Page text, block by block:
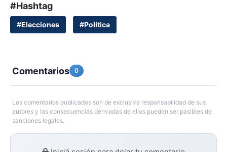
#Hashtag
#Elecciones #Política
Comentarios 0
Los comentarios publicados son de exclusiva responsabilidad de sus
autores y las consecuencias derivadas de ellos pueden ser pasibles de
sanciones legales.